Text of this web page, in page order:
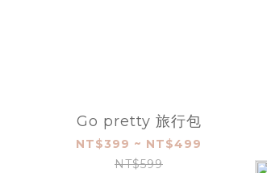
Go pretty 旅行包
NT$399 ~ NT$499
NT$599